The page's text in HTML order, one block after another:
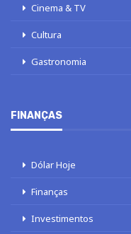
Cinema & TV
Cultura
Gastronomia
FINANÇAS
Dólar Hoje
Finanças
Investimentos